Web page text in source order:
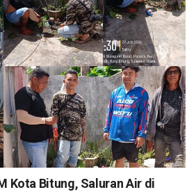
Kota Bitung, Saluran Air di